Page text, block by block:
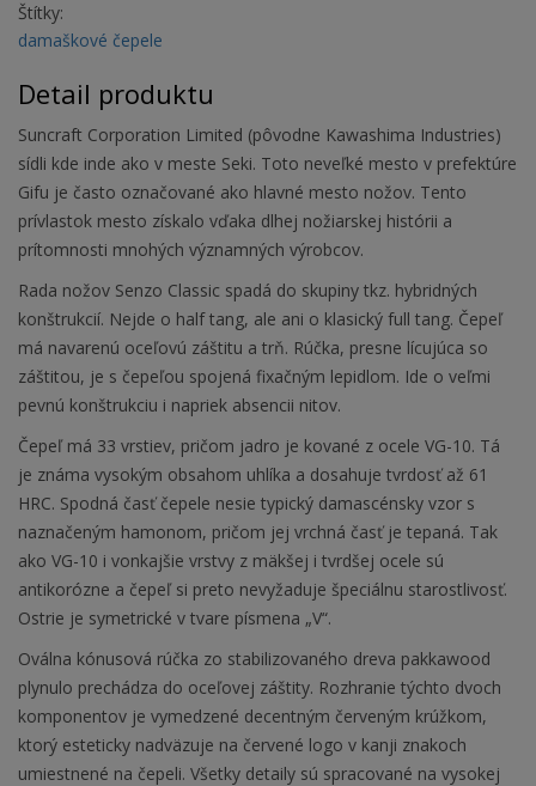
Štítky:
damaškové čepele
Detail produktu
Suncraft Corporation Limited (pôvodne Kawashima Industries)
sídli kde inde ako v meste Seki. Toto neveľké mesto v prefektúre
Gifu je často označované ako hlavné mesto nožov. Tento
prívlastok mesto získalo vďaka dlhej nožiarskej histórii a
prítomnosti mnohých významných výrobcov.
Rada nožov Senzo Classic spadá do skupiny tkz. hybridných
konštrukcií. Nejde o half tang, ale ani o klasický full tang. Čepeľ
má navarenú oceľovú záštitu a trň. Rúčka, presne lícujúca so
záštitou, je s čepeľou spojená fixačným lepidlom. Ide o veľmi
pevnú konštrukciu i napriek absencii nitov.
Čepeľ má 33 vrstiev, pričom jadro je kované z ocele VG-10. Tá
je známa vysokým obsahom uhlíka a dosahuje tvrdosť až 61
HRC. Spodná časť čepele nesie typický damascénsky vzor s
naznačeným hamonom, pričom jej vrchná časť je tepaná. Tak
ako VG-10 i vonkajšie vrstvy z mäkšej i tvrdšej ocele sú
antikorózne a čepeľ si preto nevyžaduje špeciálnu starostlivosť.
Ostrie je symetrické v tvare písmena „V“.
Oválna kónusová rúčka zo stabilizovaného dreva pakkawood
plynulo prechádza do oceľovej záštity. Rozhranie týchto dvoch
komponentov je vymedzené decentným červeným krúžkom,
ktorý esteticky nadväzuje na červené logo v kanji znakoch
umiestnené na čepeli. Všetky detaily sú spracované na vysokej